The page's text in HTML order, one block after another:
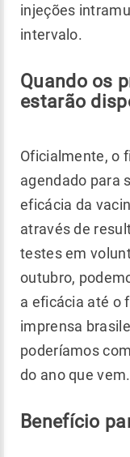
injeções
intervalo.
Quando os
estarão
Oficialmente, o
agendado para
eficácia da
através de
testes em
outubro,
a eficácia até o
imprensa
poderíamos
do ano que
Benefício